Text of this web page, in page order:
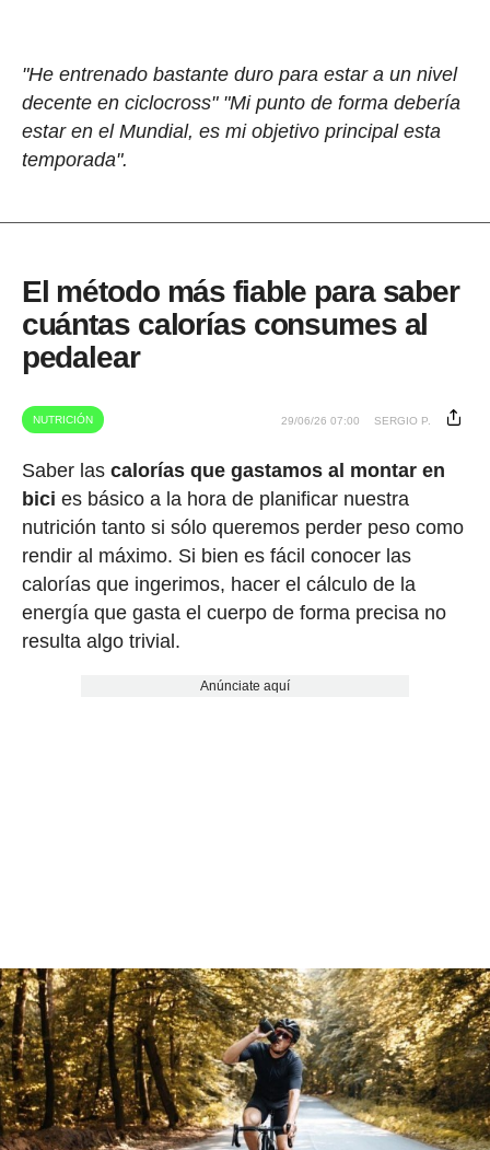
"He entrenado bastante duro para estar a un nivel
decente en ciclocross" "Mi punto de forma debería
estar en el Mundial, es mi objetivo principal esta
temporada".
El método más fiable para saber
cuántas calorías consumes al
pedalear
NUTRICIÓN 29/06/26 07:00 SERGIO P.
Saber las calorías que gastamos al montar en
bici es básico a la hora de planificar nuestra
nutrición tanto si sólo queremos perder peso como
rendir al máximo. Si bien es fácil conocer las
calorías que ingerimos, hacer el cálculo de la
energía que gasta el cuerpo de forma precisa no
resulta algo trivial.
Anúnciate aquí